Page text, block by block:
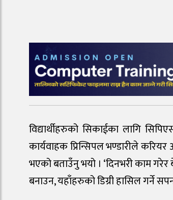
विद्यार्थीहरुको सिकाईका लागि
कार्यवाहक प्रिन्सिपल भण्डारीले करियर
भएको बताउँनु भयो । ‘दिनभरी काम
बनाउन, यहाँहरुको डिग्री हासिल गर्ने